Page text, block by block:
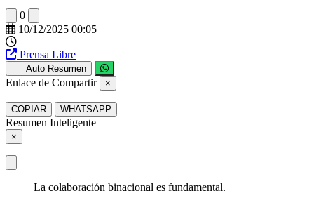
0
10/12/2025 00:05
Prensa Libre
Auto Resumen
Enlace de Compartir ×
COPIAR WHATSAPP
Resumen Inteligente
×
La colaboración binacional es fundamental.